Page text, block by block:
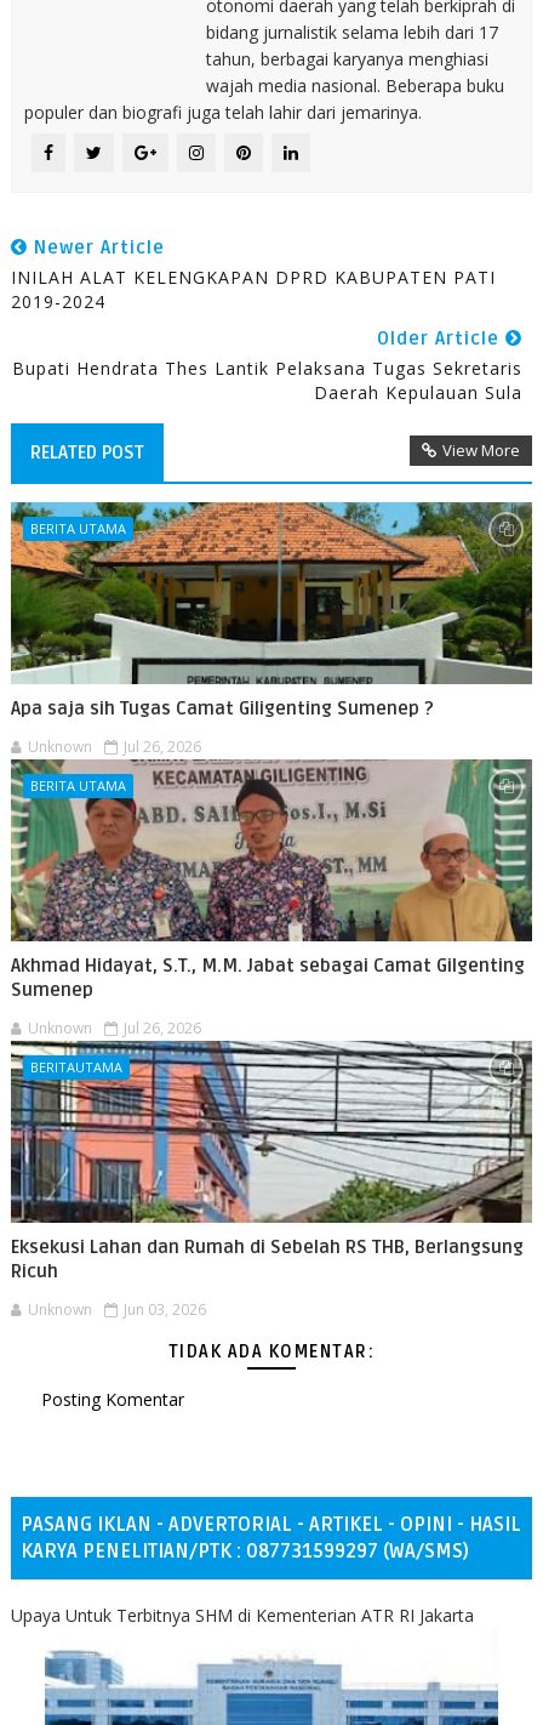
otonomi daerah yang telah berkiprah di
bidang jurnalistik selama lebih dari 17
tahun, berbagai karyanya menghiasi
wajah media nasional. Beberapa buku
populer dan biografi juga telah lahir dari jemarinya.
Newer Article
INILAH ALAT KELENGKAPAN DPRD KABUPATEN PATI
2019-2024
Older Article
Bupati Hendrata Thes Lantik Pelaksana Tugas Sekretaris
Daerah Kepulauan Sula
RELATED POST View More
BERITA UTAMA
Apa saja sih Tugas Camat Giligenting Sumenep ?
Unknown Jul 26, 2026
BERITA UTAMA
Akhmad Hidayat, S.T., M.M. Jabat sebagai Camat Gilgenting
Sumenep
Unknown Jul 26, 2026
BERITAUTAMA
Eksekusi Lahan dan Rumah di Sebelah RS THB, Berlangsung
Ricuh
Unknown Jun 03, 2026
TIDAK ADA KOMENTAR:
Posting Komentar
PASANG IKLAN - ADVERTORIAL - ARTIKEL - OPINI - HASIL
KARYA PENELITIAN/PTK : 087731599297 (WA/SMS)
Upaya Untuk Terbitnya SHM di Kementerian ATR RI Jakarta